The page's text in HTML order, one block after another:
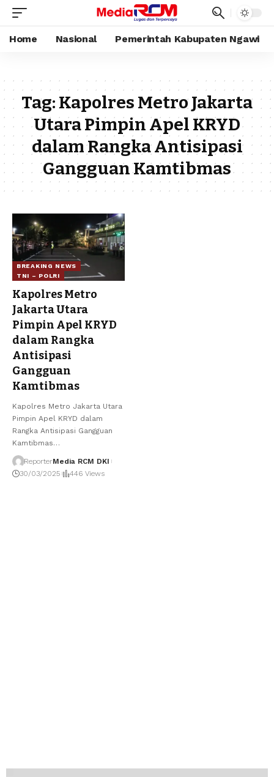
Home Nasional Pemerintah Kabupaten Ngawi
Tag:Kapolres Metro Jakarta
Utara Pimpin Apel KRYD
dalam Rangka Antisipasi
Gangguan Kamtibmas
BREAKING NEWS
TNI – POLRI
Kapolres Metro
Jakarta Utara
Pimpin Apel KRYD
dalam Rangka
Antisipasi
Gangguan
Kamtibmas
Kapolres Metro Jakarta Utara
Pimpin Apel KRYD dalam
Rangka Antisipasi Gangguan
Kamtibmas…
ReporterMedia RCM DKI
30/03/2025
446 Views